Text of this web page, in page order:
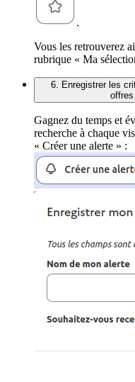
.
Vous les retrouverez
rubrique « Ma
6. Enregistrer les
offres
Gagnez du temps et
recherche à chaque
« Créer une alerte » :